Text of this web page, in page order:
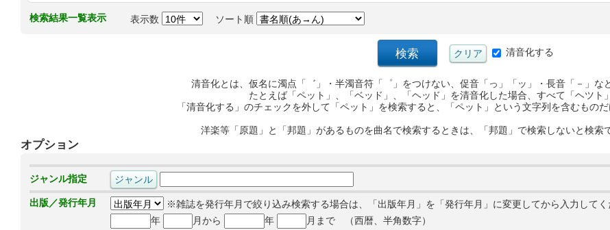
検索結果一覧表示 表示数 ソート順
清音化する
清音化とは、仮名に濁点「゛」・半濁音符「゜」をつけない、促音「っ」「ッ」・長音「－」な
たとえば「ペット」、「ベッド」、「ヘッド」を清音化した場合、すべて「ヘツト
「清音化する」のチェックを外して「ペット」を検索すると、「ペット」という文字列を含むもの
洋楽等「原題」と「邦題」があるものを曲名で検索するときは、「邦題」で検索しないと検索
オプション
ジャンル指定
出版／発行年月
※雑誌を発行年月で絞り込み検索する場合は、「出版年月」を「発行年月」に変更してから入力してく
年
月から 年 月まで （西暦、半角数字）